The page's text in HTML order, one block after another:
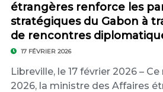
étrangères renforce les
stratégiques du Gabon à
de rencontres
17 FÉVRIER 2026
Libreville, le 17 février 2026 –
2026, la ministre des Affaires